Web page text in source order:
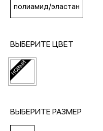
ПОКУПАТЕЛЯМ
ОПЛАТА И
Вход в личный кабинет
полиамид/эластан
ВЫБЕРИТЕ ЦВЕТ
ВЫБЕРИТЕ РАЗМЕР